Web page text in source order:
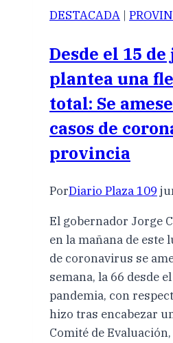
DESTACADA |
Desde el 15
plantea una
total: Se
casos de
provincia
PorDiario Plaza 109
El gobernador Jorge
en la mañana de este
de coronavirus se
semana, la 66 desde
pandemia, con
hizo tras encabezar
Comité de